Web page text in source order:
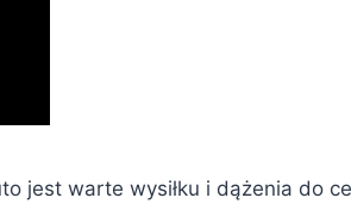
jest warte wysiłku i dążenia do